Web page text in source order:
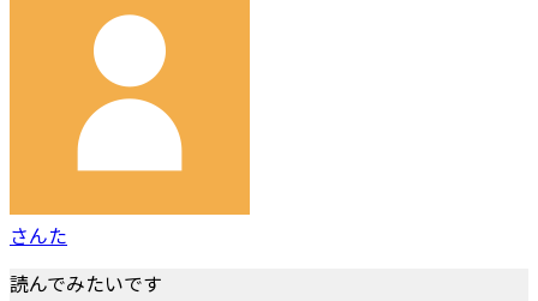
さんた
読んでみたいです